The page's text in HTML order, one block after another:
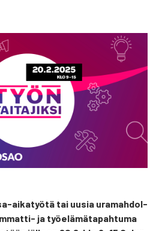
aika­työ­tä tai uusia ura­mah­dol­
ja työ­elä­mä­ta­pah­tu­ma